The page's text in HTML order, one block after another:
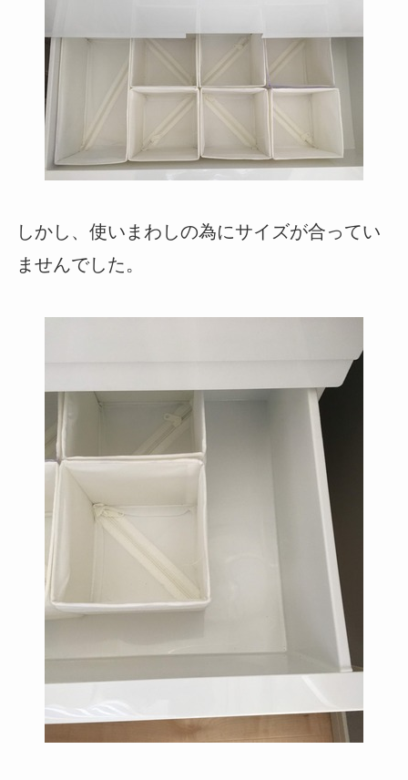
しかし、使いまわしの為にサイズが合ってい
ませんでした。